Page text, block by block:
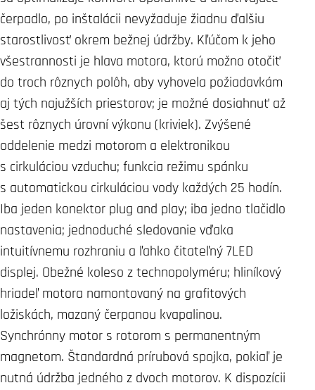
čerpadlo, po inštalácii nevyžaduje žiadnu ďalšiu
starostlivosť okrem bežnej údržby. Kľúčom k jeho
všestrannosti je hlava motora, ktorú možno otočiť
do troch rôznych polôh, aby vyhovela požiadavkám
aj tých najužších priestorov; je možné dosiahnuť až
šest rôznych úrovní výkonu (kriviek). Zvýšené
oddelenie medzi motorom a elektronikou
s cirkuláciou vzduchu; funkcia režimu spánku
s automatickou cirkuláciou vody každých 25 hodín.
Iba jeden konektor plug and play; iba jedno tlačidlo
nastavenia; jednoduché sledovanie vďaka
intuitívnemu rozhraniu a ľahko čitateľný 7LED
displej. Obežné koleso z technopolyméru; hliníkový
hriadeľ motora namontovaný na grafitových
ložiskách, mazaný čerpanou kvapalinou.
Synchrónny motor s rotorom s permanentným
magnetom. Štandardná prírubová spojka, pokiaľ je
nutná údržba jedného z dvoch motorov. K dispozícii